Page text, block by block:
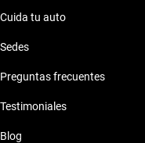
Cuida tu auto
Sedes
Preguntas frecuentes
Testimoniales
Blog